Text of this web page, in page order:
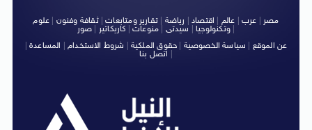
مصر عرب عالم اقتصاد رياضة |تقارير ومتابعات|ثقافة وفنون
علوم
وتكنولوجيا| سيدتى منوعات كاريكاتير صور
|
عن الموقع
سياسة الخصوصية حقوق الملكية شروط الاستخدام| المساعدة|
اتصل بنا